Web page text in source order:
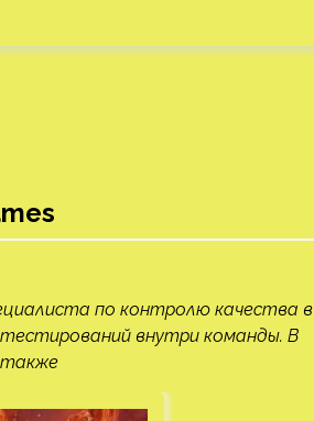
по контролю качества в
внутри команды. В
также